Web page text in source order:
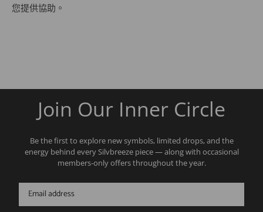
您提供協助。
Join Our Inner Circle
Be the first to explore new symbols, limited drops, and the
energy behind every Silvbreeze piece — along with occasional
members-only offers throughout the year.